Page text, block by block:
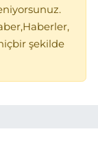
şekilde